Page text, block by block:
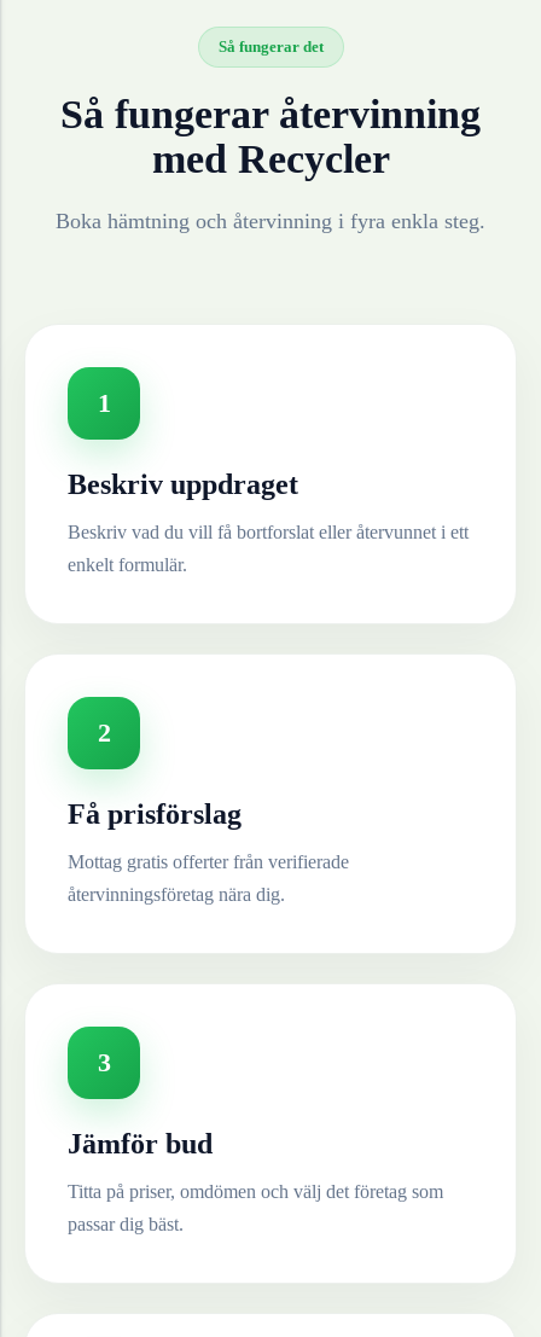
Så fungerar det
Så fungerar återvinning
med Recycler
Boka hämtning och återvinning i fyra enkla steg.
1
Beskriv uppdraget
Beskriv vad du vill få bortforslat eller återvunnet i ett
enkelt formulär.
2
Få prisförslag
Mottag gratis offerter från verifierade
återvinningsföretag nära dig.
3
Jämför bud
Titta på priser, omdömen och välj det företag som
passar dig bäst.